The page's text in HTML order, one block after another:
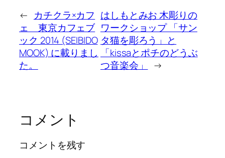
← カチクラ×カフ
ェ 東京カフェブ
ック 2014 (SEIBIDO
MOOK) に載りまし
た。
はしもとみお 木彫りの
ワークショップ 「サン
タ猫を彫ろう」と
「kissaとポチのどうぶ
つ音楽会」
→
コメント
コメントを残す